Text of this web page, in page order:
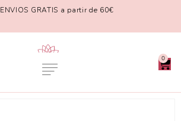
ENVIOS GRATIS a partir de 60€
0